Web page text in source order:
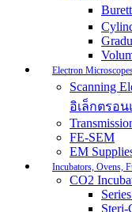
Electron
Scanning
อิเล็กตรอ
FE-SEM
EM
Incubators, Ovens,
CO2
Steri-